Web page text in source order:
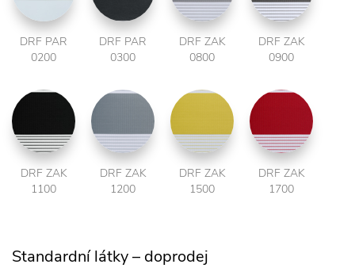
DRF PAR
0200
DRF PAR
0300
DRF ZAK
0800
DRF ZAK
0900
DRF ZAK
1100
DRF ZAK
1200
DRF ZAK
1500
DRF ZAK
1700
Standardní látky – doprodej